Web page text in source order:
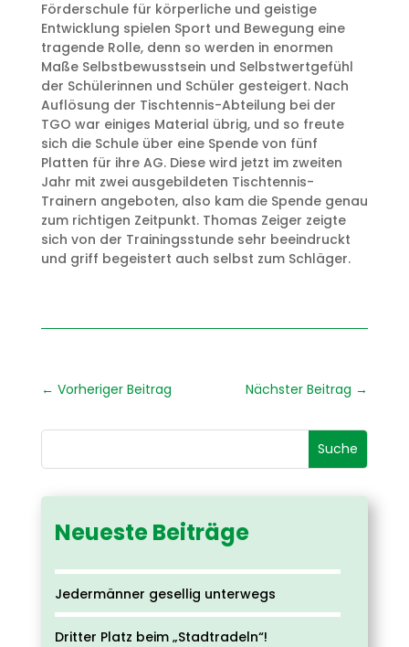
Förderschule für körperliche und geistige
Entwicklung spielen Sport und Bewegung eine
tragende Rolle, denn so werden in enormen
Maße Selbstbewusstsein und Selbstwertgefühl
der Schülerinnen und Schüler gesteigert. Nach
Auflösung der Tischtennis-Abteilung bei der
TGO war einiges Material übrig, und so freute
sich die Schule über eine Spende von fünf
Platten für ihre AG. Diese wird jetzt im zweiten
Jahr mit zwei ausgebildeten Tischtennis-
Trainern angeboten, also kam die Spende genau
zum richtigen Zeitpunkt. Thomas Zeiger zeigte
sich von der Trainingsstunde sehr beeindruckt
und griff begeistert auch selbst zum Schläger.
← Vorheriger Beitrag Nächster Beitrag →
Neueste Beiträge
Jedermänner gesellig unterwegs
Dritter Platz beim „Stadtradeln“!